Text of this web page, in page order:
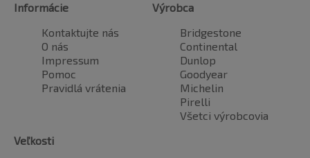
Informácie
Kontaktujte nás
O nás
Impressum
Pomoc
Pravidlá vrátenia
Výrobca
Bridgestone
Continental
Dunlop
Goodyear
Michelin
Pirelli
Všetci výrobcovia
Veľkosti